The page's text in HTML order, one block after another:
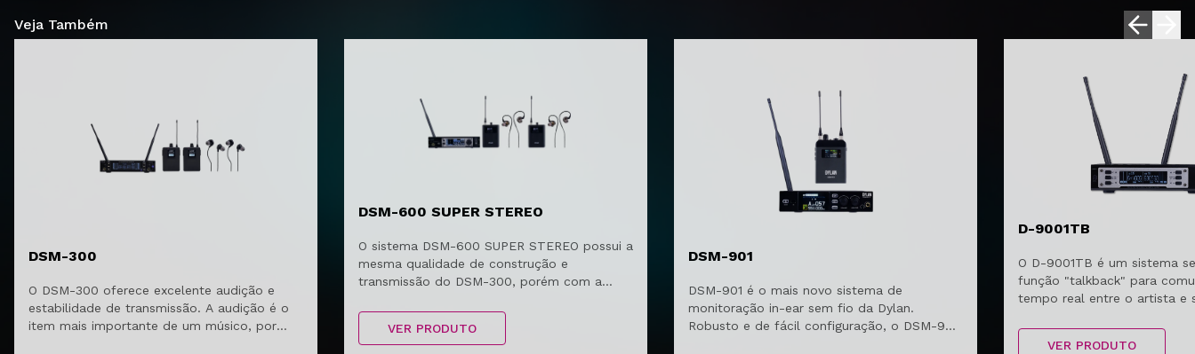
Veja Também
DSM-300
O DSM-300 oferece excelente audição e
estabilidade de transmissão. A audição é o
item mais importante de um músico, por
DSM-600 SUPER STEREO
O sistema DSM-600 SUPER STEREO possui a
mesma qualidade de construção e
transmissão do DSM-300, porém com a
VER PRODUTO
DSM-901
DSM-901 é o mais novo sistema de
monitoração in-ear sem fio da Dylan.
Robusto e de fácil configuração, o DSM-901
D-9001TB
O D-9001TB é um sistema
função "talkback" para
tempo real entre o artista e
VER PRODUTO